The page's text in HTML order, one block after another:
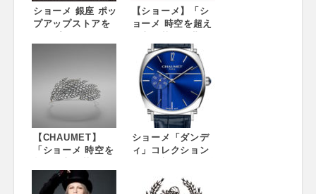
ショーメ 銀座 ポッ
プアップストアを
Inside the blue
box by Daichi
Miura
【ショーメ】「シ
ョーメ 時空を超え
界」展 開催記念プ
ロモーション ショ
ーメ×京友禅の老舗
「千總」オリジナ
ル ふろしき 銀座本
店にて限定プレゼ
ント 銀座本店にて
30万円以上の商品
をお買い上げの方
【CHAUMET】
「ショーメ 時空を
世界-1780年パリに
始まるエスプリ-」
ショーメ「ダンデ
ィ」コレクション
場 スタイリッシュ
でエスプリ溢れる